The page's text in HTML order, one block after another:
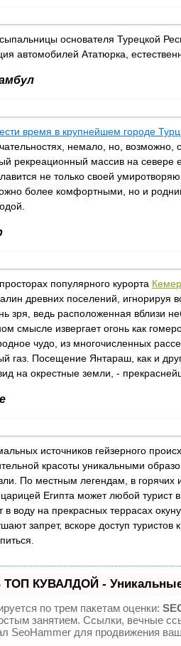
основателя Турецкой
автомобилей Ататюрка,
время в крупнейшем городе
немало, но,
рекреационный массив на севере
не только своей
более комфортными, но и
популярного курорта Кемер
древних поселений, игнорируя
зря, ведь расположенная вблизи
смысле извергает огонь как
чудо, из многочисленных
газ. Посещение Янтараш, как и
на окрестные земли, -
источников гейзерного
красоты уникальными
По местным легендам, в
Египта может любой
воду на прекрасных террасах
запрет, вскоре доступ
КУВАЛДОЙ - Уникальные
по трем пакетам оценки:
занятием. Ссылки, вечные
SeoHammer для продвижения